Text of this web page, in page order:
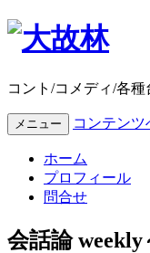
コント/コメディ/各
メニュー コンテン
ホーム
プロフィール
問合せ
会話論